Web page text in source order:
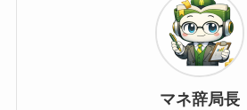
マネ辞局長